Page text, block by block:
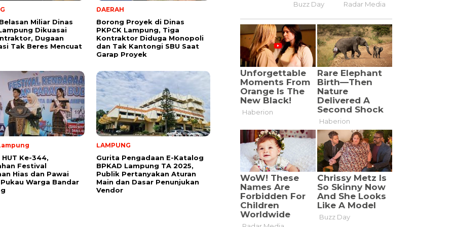
Miliar Dinas
Dikuasai
Dugaan
Tak Beres Mencuat
DAERAH
Borong Proyek di Dinas
PKPCK Lampung, Tiga
Kontraktor Diduga Monopoli
dan Tak Kantongi SBU Saat
Garap Proyek
Ke-344,
Festival
Hias dan Pawai
Warga Bandar
LAMPUNG
Gurita Pengadaan E-Katalog
BPKAD Lampung TA 2025,
Publik Pertanyakan Aturan
Main dan Dasar Penunjukan
Vendor